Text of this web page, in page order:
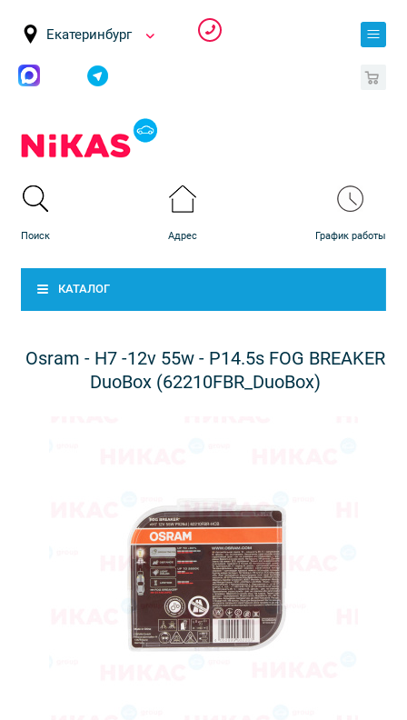
Екатеринбург
КАТАЛОГ
Osram - H7 -12v 55w - P14.5s FOG BREAKER
DuoBox (62210FBR_DuoBox)